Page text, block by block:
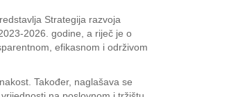
Strategija razvoja
2026. godine, a riječ je o
efikasnom i održivom
Također, naglašava se